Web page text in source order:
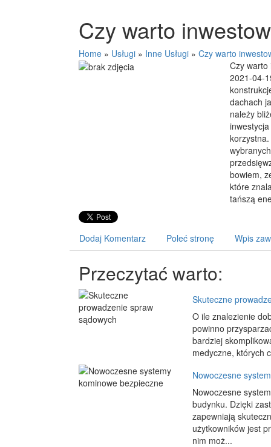
Czy warto
Home » Usługi » Inne Usługi » Czy warto
Czy warto
2021-04-
dachach
należy
bowiem,
które
tańszą
Dodaj Komentarz Poleć stronę Wpis
Przeczytać warto:
Skuteczne
O ile znalezienie
powinno
bardziej
medyczne, których
Nowoczesne
Nowoczesne
budynku. Dzięki
zapewniają
użytkowników jest
nim moż...